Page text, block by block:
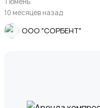
10 месяцев назад
ООО "СОРБЕНТ"